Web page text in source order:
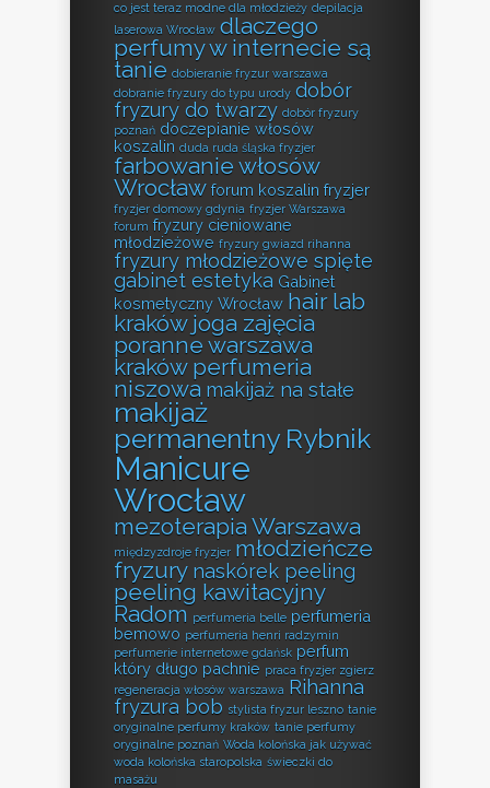
co jest teraz modne dla młodzieży depilacja
laserowa Wrocław dlaczego
perfumy w internecie są
tanie dobieranie fryzur warszawa
dobranie fryzury do typu urody dobór
fryzury do twarzy dobór fryzury
poznań doczepianie włosów
koszalin duda ruda śląska fryzjer
farbowanie włosów
Wrocław forum koszalin fryzjer
fryzjer domowy gdynia fryzjer Warszawa
forum fryzury cieniowane
młodzieżowe fryzury gwiazd rihanna
fryzury młodzieżowe spięte
gabinet estetyka Gabinet
kosmetyczny Wrocław hair lab
kraków joga zajęcia
poranne warszawa
kraków perfumeria
niszowa makijaż na stałe
makijaż
permanentny Rybnik
Manicure
Wrocław
mezoterapia Warszawa
międzyzdroje fryzjer młodzieńcze
fryzury naskórek peeling
peeling kawitacyjny
Radom perfumeria belle perfumeria
bemowo perfumeria henri radzymin
perfumerie internetowe gdańsk perfum
który długo pachnie praca fryzjer zgierz
regeneracja włosów warszawa Rihanna
fryzura bob stylista fryzur leszno tanie
oryginalne perfumy kraków tanie perfumy
oryginalne poznań Woda kolońska jak używać
woda kolońska staropolska świeczki do
masażu